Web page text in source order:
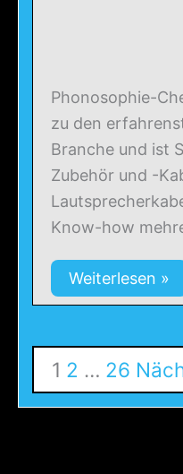
Phonosophie-
zu den
Branche und ist
Zubehör und -
Know-how
Weiterlesen »
1 2 … 26